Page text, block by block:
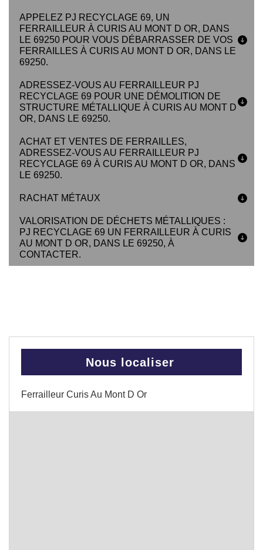
APPELEZ PJ RECYCLAGE 69, UN
FERRAILLEUR À CURIS AU MONT D OR, DANS
LE 69250 POUR VOUS DÉBARRASSER DE VOS
FERRAILLES À CURIS AU MONT D OR, DANS LE
69250.
ADRESSEZ-VOUS AU FERRAILLEUR PJ
RECYCLAGE 69 POUR UNE DÉMOLITION DE
STRUCTURE MÉTALLIQUE À CURIS AU MONT D
OR, DANS LE 69250.
ACHAT ET VENTES DE FERRAILLES,
ADRESSEZ-VOUS AU FERRAILLEUR PJ
RECYCLAGE 69 À CURIS AU MONT D OR, DANS
LE 69250.
RACHAT MÉTAUX
VALORISATION DE DÉCHETS MÉTALLIQUES :
PJ RECYCLAGE 69 UN FERRAILLEUR À CURIS
AU MONT D OR, DANS LE 69250, À
CONTACTER.
Nous localiser
Ferrailleur Curis Au Mont D Or